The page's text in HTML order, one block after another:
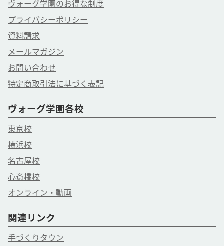
ヴォーグ学園のお得な制度
プライバシーポリシー
資料請求
メールマガジン
お問い合わせ
特定商取引法に基づく表記
ヴォーグ学園各校
東京校
横浜校
名古屋校
心斎橋校
オンライン・動画
関連リンク
手づくりタウン